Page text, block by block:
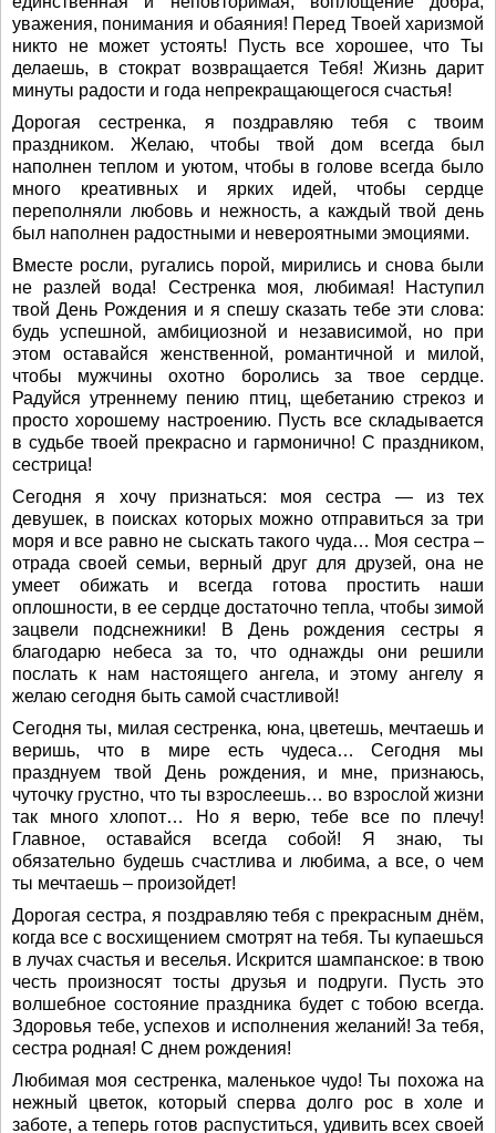
уважения, понимания и обаяния! Перед Твоей харизмой
никто не может устоять! Пусть все хорошее, что Ты
делаешь, в стократ возвращается Тебя! Жизнь дарит
минуты радости и года непрекращающегося счастья!
Дорогая сестренка, я поздравляю тебя с твоим
праздником. Желаю, чтобы твой дом всегда был
наполнен теплом и уютом, чтобы в голове всегда было
много креативных и ярких идей, чтобы сердце
переполняли любовь и нежность, а каждый твой день
был наполнен радостными и невероятными эмоциями.
Вместе росли, ругались порой, мирились и снова были
не разлей вода! Сестренка моя, любимая! Наступил
твой День Рождения и я спешу сказать тебе эти слова:
будь успешной, амбициозной и независимой, но при
этом оставайся женственной, романтичной и милой,
чтобы мужчины охотно боролись за твое сердце.
Радуйся утреннему пению птиц, щебетанию стрекоз и
просто хорошему настроению. Пусть все складывается
в судьбе твоей прекрасно и гармонично! С праздником,
сестрица!
Сегодня я хочу признаться: моя сестра — из тех
девушек, в поисках которых можно отправиться за три
моря и все равно не сыскать такого чуда… Моя сестра –
отрада своей семьи, верный друг для друзей, она не
умеет обижать и всегда готова простить наши
оплошности, в ее сердце достаточно тепла, чтобы зимой
зацвели подснежники! В День рождения сестры я
благодарю небеса за то, что однажды они решили
послать к нам настоящего ангела, и этому ангелу я
желаю сегодня быть самой счастливой!
Сегодня ты, милая сестренка, юна, цветешь, мечтаешь и
веришь, что в мире есть чудеса… Сегодня мы
празднуем твой День рождения, и мне, признаюсь,
чуточку грустно, что ты взрослеешь… во взрослой жизни
так много хлопот… Но я верю, тебе все по плечу!
Главное, оставайся всегда собой! Я знаю, ты
обязательно будешь счастлива и любима, а все, о чем
ты мечтаешь – произойдет!
Дорогая сестра, я поздравляю тебя с прекрасным днём,
когда все с восхищением смотрят на тебя. Ты купаешься
в лучах счастья и веселья. Искрится шампанское: в твою
честь произносят тосты друзья и подруги. Пусть это
волшебное состояние праздника будет с тобою всегда.
Здоровья тебе, успехов и исполнения желаний! За тебя,
сестра родная! С днем рождения!
Любимая моя сестренка, маленькое чудо! Ты похожа на
нежный цветок, который сперва долго рос в холе и
заботе, а теперь готов распуститься, удивить всех своей